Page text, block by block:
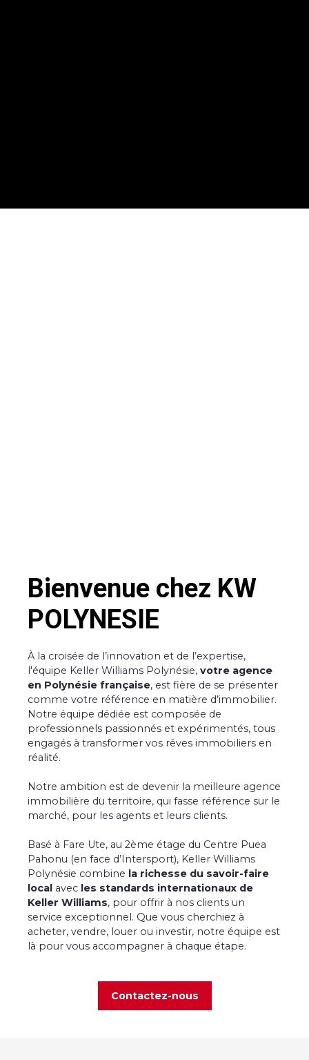
Bienvenue chez KW
POLYNESIE
À la croisée de l’innovation et de l’expertise,
l'équipe Keller Williams Polynésie, votre agence
en Polynésie française, est fière de se présenter
comme votre référence en matière d’immobilier.
Notre équipe dédiée est composée de
professionnels passionnés et expérimentés, tous
engagés à transformer vos rêves immobiliers en
réalité.
Notre ambition est de devenir la meilleure agence
immobilière du territoire, qui fasse référence sur le
marché, pour les agents et leurs clients.
Basé à Fare Ute, au 2ème étage du Centre Puea
Pahonu (en face d’Intersport), Keller Williams
Polynésie combine la richesse du savoir-faire
local avec les standards internationaux de
Keller Williams, pour offrir à nos clients un
service exceptionnel. Que vous cherchiez à
acheter, vendre, louer ou investir, notre équipe est
là pour vous accompagner à chaque étape.
Contactez-nous